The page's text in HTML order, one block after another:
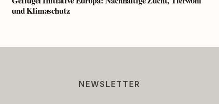
und Klimaschutz
NEWSLETTER